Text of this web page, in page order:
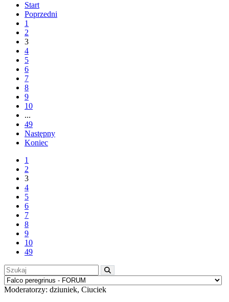
Start
Poprzedni
1
2
3
4
5
6
7
8
9
10
...
49
Następny
Koniec
1
2
3
4
5
6
7
8
9
10
49
Moderatorzy: dziuniek, Ciuciek